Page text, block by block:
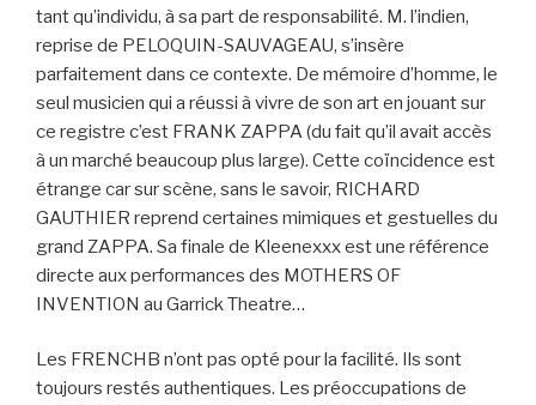
tant qu’individu, à sa part de responsabilité. M. l’indien,
reprise de PELOQUIN-SAUVAGEAU, s’insère
parfaitement dans ce contexte. De mémoire d’homme, le
seul musicien qui a réussi à vivre de son art en jouant sur
ce registre c’est FRANK ZAPPA (du fait qu’il avait accès
à un marché beaucoup plus large). Cette coïncidence est
étrange car sur scène, sans le savoir, RICHARD
GAUTHIER reprend certaines mimiques et gestuelles du
grand ZAPPA. Sa finale de Kleenexxx est une référence
directe aux performances des MOTHERS OF
INVENTION au Garrick Theatre…
Les FRENCHB n’ont pas opté pour la facilité. Ils sont
toujours restés authentiques. Les préoccupations de